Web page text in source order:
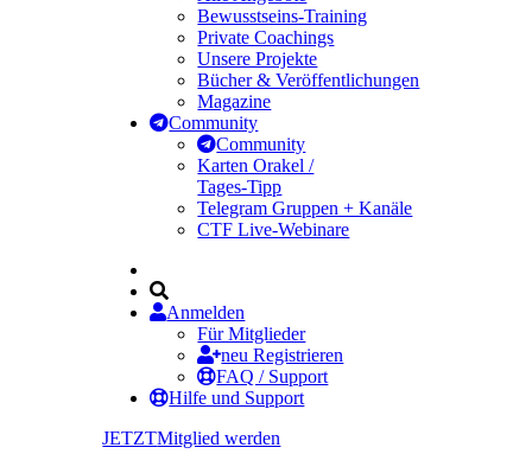
Bewusstseins-Training
Private Coachings
Unsere Projekte
Bücher & Veröffentlichungen
Magazine
Community
Community
Karten Orakel /
Tages-Tipp
Telegram Gruppen + Kanäle
CTF Live-Webinare
Anmelden
Für Mitglieder
neu Registrieren
FAQ / Support
Hilfe und Support
JETZTMitglied werden